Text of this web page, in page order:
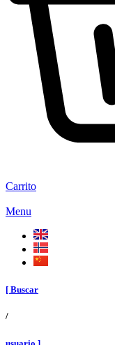
Carrito
Menu
[ Buscar
/